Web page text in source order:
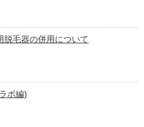
脱毛器の併用について
ボ編)